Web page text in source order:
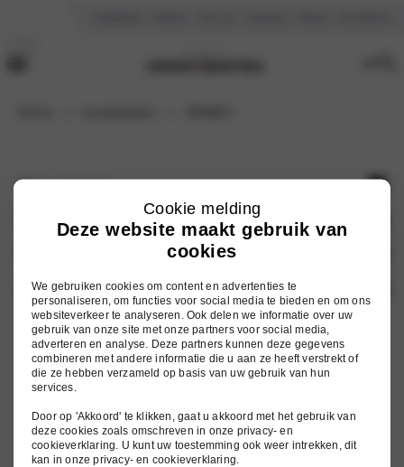
Cookie melding
Deze website maakt gebruik van
cookies
We gebruiken cookies om content en advertenties te
personaliseren, om functies voor social media te bieden en om ons
websiteverkeer te analyseren. Ook delen we informatie over uw
gebruik van onze site met onze partners voor social media,
adverteren en analyse. Deze partners kunnen deze gegevens
combineren met andere informatie die u aan ze heeft verstrekt of
die ze hebben verzameld op basis van uw gebruik van hun
services.
Door op 'Akkoord' te klikken, gaat u akkoord met het gebruik van
deze cookies zoals omschreven in onze privacy- en
cookieverklaring . U kunt uw toestemming ook weer intrekken, dit
kan in onzeprivacy- en cookieverklaring
Onze merken
Nissan
Omoda
Jaecoo
Auto zoeken
Occasions
Elektrische auto's
Hybride auto's
Alle modellen
Onderhoud
Werkplaatsafspraak
Inruilwaarde berekenen
Autoschade
Pechhulp
Ursem Barten
Vestigingen
Over ons
Vacatures
Nieuws
Contact
© 2026
Privacy- en cookieverklaring
Algemene voorwaarden